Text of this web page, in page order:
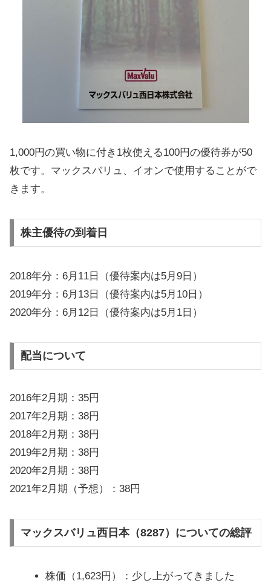
1,000円の買い物に付き1枚使える100円の優待券が50
枚です。マックスバリュ、イオンで使用することがで
きます。
株主優待の到着日
2018年分：6月11日（優待案内は5月9日）
2019年分：6月13日（優待案内は5月10日）
2020年分：6月12日（優待案内は5月1日）
配当について
2016年2月期：35円
2017年2月期：38円
2018年2月期：38円
2019年2月期：38円
2020年2月期：38円
2021年2月期（予想）：38円
マックスバリュ西日本（8287）についての総評
株価（1,623円）：少し上がってきました